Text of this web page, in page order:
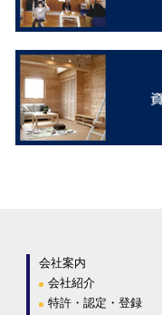
会社案内
会社紹介
特許・認定・登録